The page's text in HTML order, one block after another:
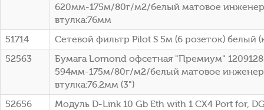
620мм-175м/80г/м2/белый матовое
втулка:76мм
51714
Сетевой фильтр Pilot S 5м (6 розеток) белый
52563
Бумага Lomond офсетная "Премиум" 1209128
594мм-175м/80г/м2/белый матовое
втулка:76.2мм (3")
52656
Модуль D-Link 10 Gb Eth with 1 CX4 Port for,